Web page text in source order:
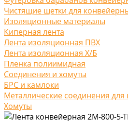
Чистящие щетки для
Изоляционные материалы
Киперная лента
Лента изоляционная ПВХ
Лента изоляционная Х/Б
Пленка полиимидная
Соединения и хомуты
БРС и камлоки
Металлические соединения
Хомуты